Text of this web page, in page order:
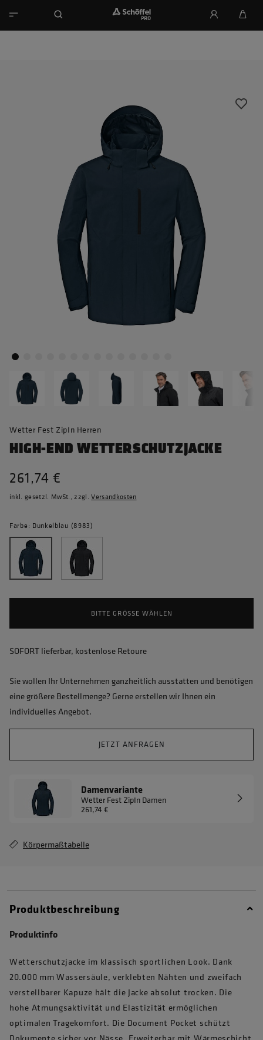
Wetter Fest ZipIn Herren
HIGH-END WETTERSCHUTZJACKE
261,74 €
inkl. gesetzl. MwSt., zzgl.Versandkosten
Farbe: Dunkelblau (8983)
BITTE GRÖSSE WÄHLEN
SOFORT lieferbar, kostenlose Retoure
Sie wollen Ihr Unternehmen ganzheitlich ausstatten und benötigen
eine größere Bestellmenge? Gerne erstellen wir Ihnen ein
individuelles Angebot.
JETZT ANFRAGEN
Damenvariante
Wetter Fest ZipIn Damen
261,74 €
Körpermaßtabelle
Produktbeschreibung
Produktinfo
Wetterschutzjacke im klassisch sportlichen Look. Dank
20.000 mm Wassersäule, verklebten Nähten und zweifach
verstellbarer Kapuze hält die Jacke absolut trocken. Die
hohe Atmungsaktivität und Elastizität ermöglichen
optimalen Tragekomfort. Die Document Pocket schützt